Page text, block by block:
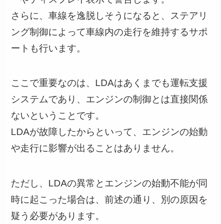
さらに、車線を逸脱しそうになると、ステアリ
ング制御によって車線内の走行を維持するサポ
ートも行います。
ここで重要なのは、LDAはあくまでも運転支援
システムであり、エンジンの制御とは直接関係
ないということです。
LDAが故障したからといって、エンジンの始動
や走行に影響が出ることはありません。
ただし、LDAの異常とエンジンの始動不能が同
時に起こった場合は、前述の通り、別の原因を
疑う必要があります。